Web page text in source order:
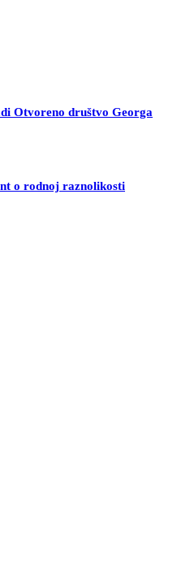
Otvoreno društvo Georga
o rodnoj raznolikosti